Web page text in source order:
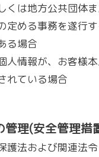
くは地方公共団体
定める事務を遂行
る場合
人情報が、お客様
れている場合
管理(安全管理措
護法および関連法